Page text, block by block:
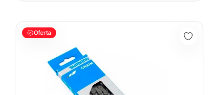
Cadenilla 9vel Shimano Cn-Hg53 Cadena Bicicletas Mtb Ruta
Oferta